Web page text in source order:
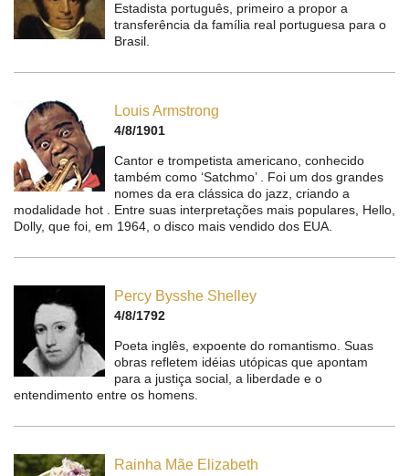
Estadista português, primeiro a propor a
transferência da família real portuguesa para o
Brasil.
Louis Armstrong
4/8/1901
Cantor e trompetista americano, conhecido
também como ‘Satchmo’ . Foi um dos grandes
nomes da era clássica do jazz, criando a
modalidade hot . Entre suas interpretações mais populares, Hello,
Dolly, que foi, em 1964, o disco mais vendido dos EUA.
Percy Bysshe Shelley
4/8/1792
Poeta inglês, expoente do romantismo. Suas
obras refletem idéias utópicas que apontam
para a justiça social, a liberdade e o
entendimento entre os homens.
Rainha Mãe Elizabeth